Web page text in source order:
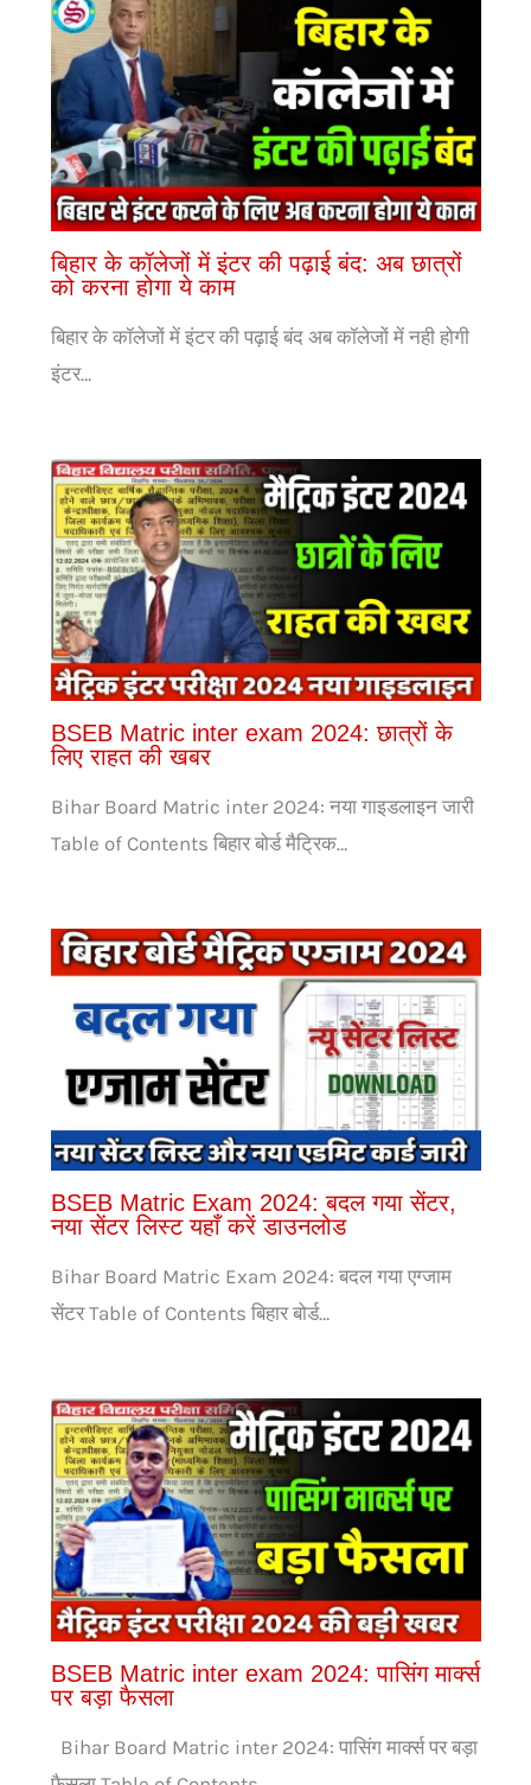
बिहार के कॉलेजों में इंटर की पढ़ाई बंद: अब छात्रों
को करना होगा ये काम
बिहार के कॉलेजों में इंटर की पढ़ाई बंद अब कॉलेजों में नही होगी
इंटर…
BSEB Matric inter exam 2024: छात्रों के
लिए राहत की खबर
Bihar Board Matric inter 2024: नया गाइडलाइन जारी
Table of Contents बिहार बोर्ड मैट्रिक…
BSEB Matric Exam 2024: बदल गया सेंटर,
नया सेंटर लिस्ट यहाँ करें डाउनलोड
Bihar Board Matric Exam 2024: बदल गया एग्जाम
सेंटर Table of Contents बिहार बोर्ड…
BSEB Matric inter exam 2024: पासिंग मार्क्स
पर बड़ा फैसला
Bihar Board Matric inter 2024: पासिंग मार्क्स पर बड़ा